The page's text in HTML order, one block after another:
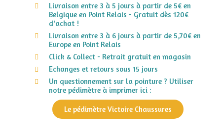
Livraison entre 3 à 5 jours à partir de 5€ en
Belgique en Point Relais - Gratuit dès 120€
d'achat !
Livraison entre 3 à 6 jours à partir de 5,70€ en
Europe en Point Relais
Click & Collect - Retrait gratuit en magasin
Echanges et retours sous 15 jours
Un questionnement sur la pointure ? Utiliser
notre pédimètre à imprimer ici :
Le pédimètre Victoire Chaussures